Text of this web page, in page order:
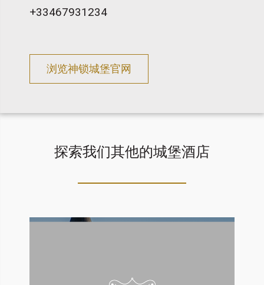
+33467931234
浏览神锁城堡官网
探索我们其他的城堡酒店